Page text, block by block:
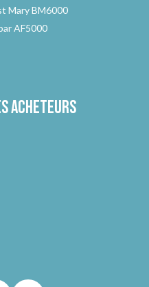
Mary BM6000
AF5000
acheteurs